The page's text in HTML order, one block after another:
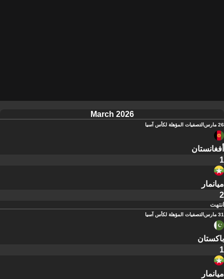
March 2026
26 مارس التصفيات المؤهلة لكأس آسيا
أفغانستان
1
ميانمار
2
انتهت
31 مارس التصفيات المؤهلة لكأس آسيا
باكستان
1
ميانمار